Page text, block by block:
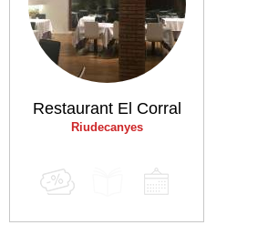
Restaurant El Corral
Riudecanyes